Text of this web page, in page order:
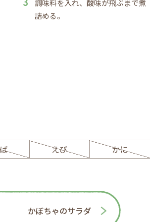
調味料を入れ、酸味が飛ぶまで煮
詰める。
えび かに
かぼちゃのサラダ